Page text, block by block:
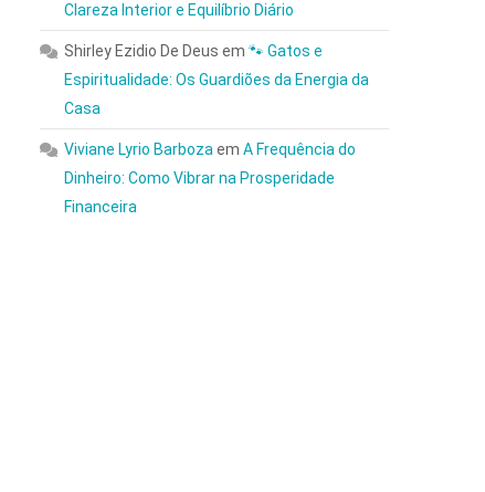
Clareza Interior e Equilíbrio Diário
Shirley Ezidio De Deus em🐾 Gatos e
Espiritualidade: Os Guardiões da Energia da
Casa
Viviane Lyrio Barboza emA Frequência do
Dinheiro: Como Vibrar na Prosperidade
Financeira